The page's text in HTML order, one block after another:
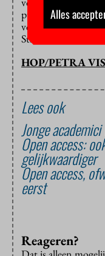
publicaties door
voor landen als
Staten.
HOP/PETRA
Lees ook
Jonge
Open access:
gelijkwaardiger
Open access,
eerst
Reageren?
Alles